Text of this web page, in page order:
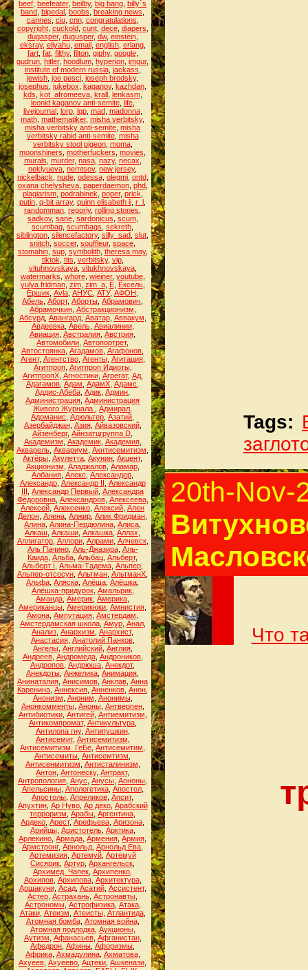
beef beefeater, beilby, big bang billy`s
band bipedal boobs breaking news
cannes ciu, cnn, congratulations
copyright, cuckold, cunt, dece, diapers
dugasper, dugusper, dw, einstein,
eksray, eliyahu, email, english, erlang,
fart, fat, filthy, filton, giphy, google,
gudrun hitler, hoodlum hyperion imgur,
institute of modern russia, jackass
jewish joe pesci joseph brodsky,
josephus jukebox kaganov, kazhdan
kds kot_afromeeva, krall, lenkasm,
leonid kaganov anti-semite, life,
livejournal, lorp, lqp, mad, madonna,
math mathematiker, misha verbitsky,
misha verbitsky anti-semite misha
verbitsky rabid anti-semite, misha
verbitsky stool pigeon, moma,
moonshiners motherfuckers movies
murals murder, nasa, nazy, necax
neklyueva nemtsov, new jersey,
nickelback nude, odessa, olegmi, ontd,
oxana chelysheva, paperdaemon, phd,
plagiarism, podrabinek poper, prick
putin q-bit array, quinn elisabeth ii r_l
randomman regoriy, rolling stones
sadkov, sane, sardonicus scum,
scumbag scumbags sekreth
siblington silencefactory, silly_sad slut
snitch soccer, souffleur, space
stomahin, sup, symbolith, theresa may,
tiktok tits verbitsky, vip,
vituhnovskaya, vitukhnovskaya,
watermarks whore, wieiner, youtube,
yulya fridman, zim, zim_a, Ё, Ёксель,
Ёршик Аvla АНУС АТУ, АФОН
Абель Аборт, Аборты Абрамович
Абрамочкин, Абстракционизм
Абсурд, Авангард, Аватар, Аввакум
Авдеевка, Авель, Авиалинии,
Авиация Австралия Австрия
Автомобили Автопортрет,
Автостоянка Агадамов Агафонов
Агент, Агентство, Агенты, Агитация,
Агитпроп, Агитпроп Идиоты,
АгитпропХ, Агностики, Агрегат, Ад,
Адагамов Адам АдамХ Адамс
Аддис-Абеба Адик Админ
Администрация Администрация
Живого Журнала.
Адмирал
Адоманис Адюльтер Азатий
Азербайджан, Азия, Айвазовский,
Айзенберг, Айнзатцгруппа D
Академизм Академик, Академия,
Акварель Аквариум Акнтисемитизм
Актёры Акулетта Акунин Акцент,
Акционизм Аладжалов, Аламар,
Албания Алекс Александер
Александр, Александр II Александр
III Александр Первый Александра
Фёдоровна, Александров, Алексеева,
Алексей Алексенко Алексий Ален
Делон Алена Алжир Алик Фридман
Алина Алина-Пердюлина Алиса
Алкаш Алкаши Алкашка Аллах
Аллигатор, Аллори, Алрами, Алчевск,
Аль Пачино, Аль-Джазира, Аль-
Каида Альба Альбац Альберт,
Альберт I Альма-Тадема Альпер
Альпер-отсосун Альтман АльтманХ
Альфа Аляска Алёша Алёшка
Алёшка-придурок, Амальрик,
Аманда Америк Америка
Американцы Америкюки Амнистия
Амона Ампутация Амстердам
Амстердамская школа, Амур, Анал,
Анализ Анархизм Анархист,
Анастасия, Анатолий Панков,
Ангелы, Английский, Англия,
Андреев, Андромеда, Андроников,
Андропов Андрюша Анекдот,
Анекдоты Анжелика Анимация
Анинаталия Анисимов Анклав Анна
Каренина Аннексия Анненков Анон
Анонизм Аноним Анонимы,
Анонкомменты, Аноны, Антверпен,
Антибиотики, Антигей, Антиемитизм
Антикомпромат, Антикультура,
Антилопа гну, Антипушкин,
Антисемит, Антисемитизм
Антисемитизм. ГеБе Антисемитим
Антисемиты Антисемтизм
Антисенмитизм Антисталинизм
Антон Антонеску, Антракт,
Антропология Анус Анусы Аононы
Апельсины, Апологетика, Апостол,
Апостолы Апреликов Апсит,
Апухтин, Ар Нуво, Ар деко, Арабский
терроризм Арабы Аргентина
Ардеко Арест, Арефьева Аризона
Арийцы, Аристотель, Арктика,
Арлекино Армада Армения Армия
Армстронг, Арнольд Арнольд Ева
Артемизия, Артемуй, Артемуй
Сисярик Артур Архангельск
Архимед. Чапек Архипенко
Архипов, Архипова, Архитектура,
Аршакуни, Асад, Асатий, Ассистент,
Астер Астрахань Астронавты
Астрономы, Астрофизика, Атака,
Атаки, Атеизм Атеисты, Атлантида,
Атомная бомба, Атомная война,
Атомная подлодка, Аукционы,
Аутизм Афанасьев, Афганистан,
Афедрон Афины Афоризмы
Африка, Ахмадулина, Ахматова,
Ахуеев Ахуеево Ацтеки Ашкенази
Tags:
20th-Nov-
Что